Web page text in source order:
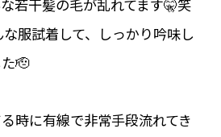
若干髪の毛が乱れてます🤫笑
服試着して、しっかり吟味し
🫡
時に有線で非常手段流れてき